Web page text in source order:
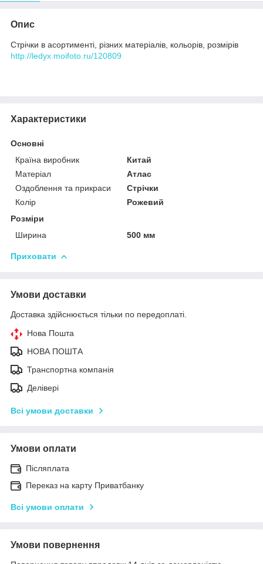
Опис
Стрічки в асортименті, різних матеріалів, кольорів, розмірів
http://ledyx.moifoto.ru/120809
Характеристики
Основні
Країна виробник
Китай
Матеріал
Атлас
Оздоблення та прикраси
Стрічки
Колір
Рожевий
Розміри
Ширина
500 мм
Приховати
Умови доставки
Доставка здійснюється тільки по передоплаті.
Нова Пошта
НОВА ПОШТА
Транспортна компанія
Делівері
Всі умови доставки
Умови оплати
Післяплата
Переказ на карту Приватбанку
Всі умови оплати
Умови повернення